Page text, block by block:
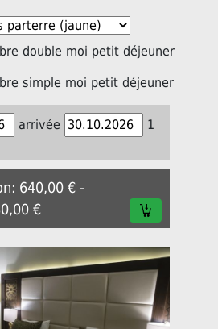
double moi petit déjeuner
simple moi petit déjeuner
arrivée
1
640,00 € -
€